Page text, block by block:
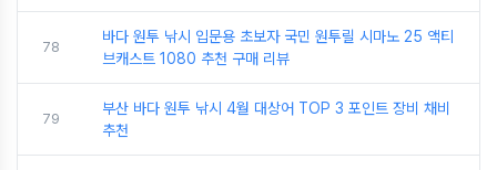
78
바다 원투 낚시 입문용 초보자 국민 원투릴 시마노 25 액티
브캐스트 1080 추천 구매 리뷰
79
부산 바다 원투 낚시 4월 대상어 TOP 3 포인트 장비 채비
추천